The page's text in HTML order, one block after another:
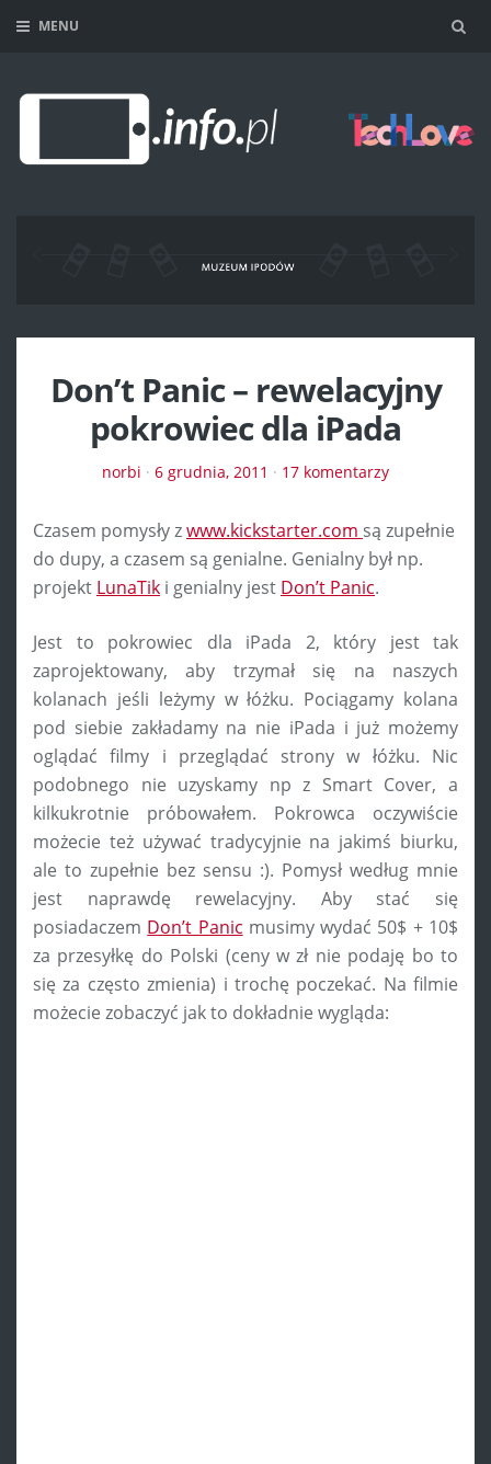
MENU
Don’t Panic – rewelacyjny
pokrowiec dla iPada
norbi · 6 grudnia, 2011 · 17 komentarzy
Czasem pomysły zwww.kickstarter.com są zupełnie
do dupy, a czasem są genialne. Genialny był np.
projekt LunaTik i genialny jest Don’t Panic.
Jest to pokrowiec dla iPada 2, który jest tak
zaprojektowany, aby trzymał się na naszych
kolanach jeśli leżymy w łóżku. Pociągamy kolana
pod siebie zakładamy na nie iPada i już możemy
oglądać filmy i przeglądać strony w łóżku. Nic
podobnego nie uzyskamy np z Smart Cover, a
kilkukrotnie próbowałem. Pokrowca oczywiście
możecie też używać tradycyjnie na jakimś biurku,
ale to zupełnie bez sensu :). Pomysł według mnie
jest naprawdę rewelacyjny. Aby stać się
posiadaczem Don’t Panic musimy wydać 50$ + 10$
za przesyłkę do Polski (ceny w zł nie podaję bo to
się za często zmienia) i trochę poczekać. Na filmie
możecie zobaczyć jak to dokładnie wygląda: